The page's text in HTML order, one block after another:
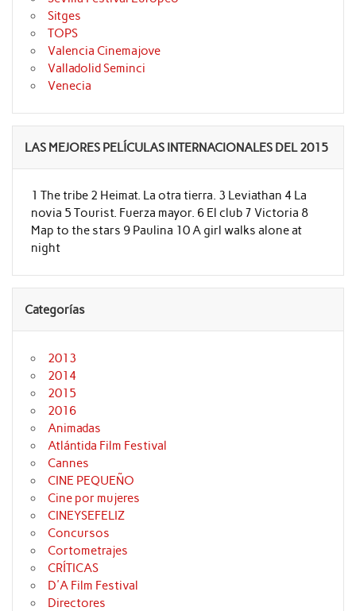
Sitges
TOPS
Valencia Cinemajove
Valladolid Seminci
Venecia
LAS MEJORES PELÍCULAS INTERNACIONALES DEL 2015
1 The tribe 2 Heimat. La otra tierra. 3 Leviathan 4 La
novia 5 Tourist. Fuerza mayor. 6 El club 7 Victoria 8
Map to the stars 9 Paulina 10 A girl walks alone at
night
Categorías
2013
2014
2015
2016
Animadas
Atlántida Film Festival
Cannes
CINE PEQUEÑO
Cine por mujeres
CINEYSEFELIZ
Concursos
Cortometrajes
CRÍTICAS
D'A Film Festival
Directores